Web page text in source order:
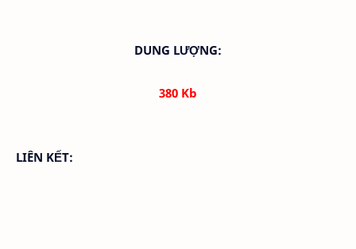
DUNG LƯỢNG:
380 Kb
LIÊN KẾT: